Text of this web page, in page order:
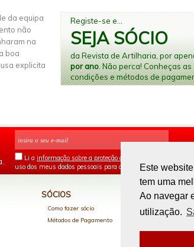
Este
tem uma
Ao navegar
utilização.
da equipa
não
na
boa
explicita
Registe-se e...
SEJA SÓCIO
da Revista de Artilharia, por
por ano. Não perca! Conheças as
condições e métodos de
Li a informação sobre a proteção de dados
uso dos meus dados pessoais para os fins mencionados.
SÓCIOS
Como fazer sócio
Métodos de Pagamento